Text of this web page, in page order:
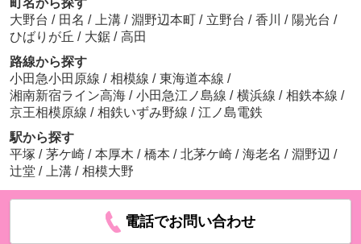
町名から探す
大野台 / 田名 / 上溝 / 淵野辺本町 / 立野台 / 香川 / 陽光台 /
ひばりが丘 / 大鋸 / 高田
路線から探す
小田急小田原線 / 相模線 / 東海道本線 /
湘南新宿ライン高海 / 小田急江ノ島線 / 横浜線 / 相鉄本線 /
京王相模原線 / 相鉄いずみ野線 / 江ノ島電鉄
駅から探す
平塚 / 茅ケ崎 / 本厚木 / 橋本 / 北茅ケ崎 / 海老名 / 淵野辺 /
辻堂 / 上溝 / 相模大野
電話でお問い合わせ